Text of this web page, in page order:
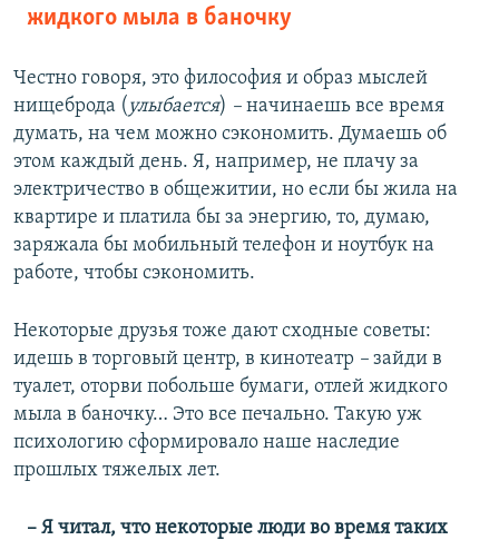
жидкого мыла в баночку
Честно говоря, это философия и образ мыслей
нищеброда ( улыбается) – начинаешь все время
думать, на чем можно сэкономить. Думаешь об
этом каждый день. Я, например, не плачу за
электричество в общежитии, но если бы жила на
квартире и платила бы за энергию, то, думаю,
заряжала бы мобильный телефон и ноутбук на
работе, чтобы сэкономить.
Некоторые друзья тоже дают сходные советы:
идешь в торговый центр, в кинотеатр – зайди в
туалет, оторви побольше бумаги, отлей жидкого
мыла в баночку… Это все печально. Такую уж
психологию сформировало наше наследие
прошлых тяжелых лет.
– Я читал, что некоторые люди во время таких